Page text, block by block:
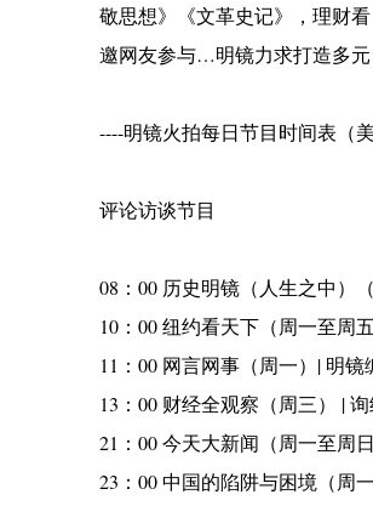
敬思想》《文革史记》，理财
邀网友参与…明镜力求打造多元
----明镜火拍每日节目时间表（
评论访谈节目
08：00 历史明镜（人生之中）（
10：00 纽约看天下（周一至周
11：00 网言网事（周一）| 明
13：00 财经全观察（周三） | 询
21：00 今天大新闻（周一至周日
23：00 中国的陷阱与困境（周一